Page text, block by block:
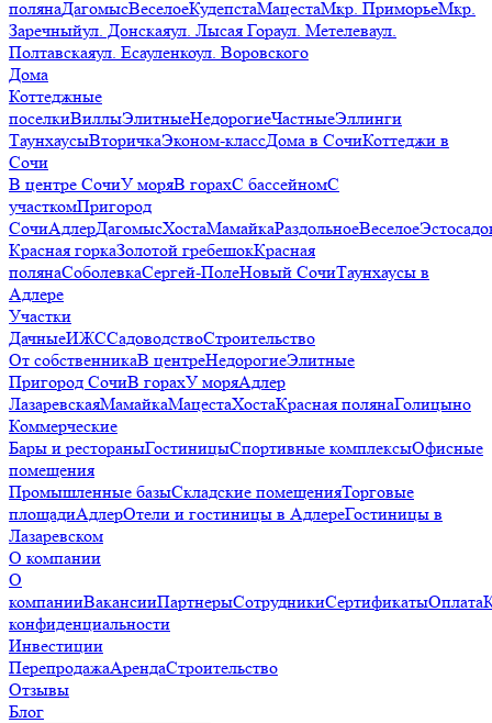
полянаДагомысВеселоеКудепстаМацестаМкр. ПриморьеМкр.
Заречныйул. Донскаяул. Лысая Гораул. Метелеваул.
Полтавскаяул. Есауленкоул. Воровского
Дома
Коттеджные
поселкиВиллыЭлитныеНедорогиеЧастныеЭллинги
ТаунхаусыВторичкаЭконом-классДома в СочиКоттеджи в
Сочи
В центре СочиУ моряВ горахС бассейномС
участкомПригород
СочиАдлерДагомысХостаМамайкаРаздольноеВеселое
Красная горкаЗолотой гребешокКрасная
полянаСоболевкаСергей-ПолеНовый СочиТаунхаусы в
Адлере
Участки
ДачныеИЖССадоводствоСтроительство
От собственникаВ центреНедорогиеЭлитные
Пригород СочиВ горахУ моряАдлер
ЛазаревскаяМамайкаМацестаХостаКрасная полянаГолицыно
Коммерческие
Бары и рестораныГостиницыСпортивные комплексыОфисные
помещения
Промышленные базыСкладские помещенияТорговые
площадиАдлерОтели и гостиницы в АдлереГостиницы в
Лазаревском
О компании
О
компанииВакансииПартнерыСотрудникиСертификатыОплата
конфиденциальности
Инвестиции
ПерепродажаАрендаСтроительство
Отзывы
Блог